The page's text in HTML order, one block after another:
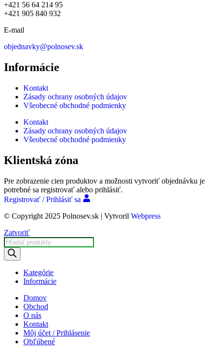
+421 56 64 214 95
+421 905 840 932
E-mail
objednavky@polnosev.sk
Informácie
Kontakt
Zásady ochrany osobných údajov
Všeobecné obchodné podmienky
Kontakt
Zásady ochrany osobných údajov
Všeobecné obchodné podmienky
Klientská zóna
Pre zobrazenie cien produktov a možnosti vytvoriť objednávku je
potrebné sa registrovať alebo prihlásiť.
Registrovať / Prihlásiť sa
© Copyright 2025 Polnosev.sk | Vytvoril Webpress
Zatvoriť
Products
search
Kategórie
Informácie
Domov
Obchod
O nás
Kontakt
Môj účet / Prihlásenie
Obľúbené